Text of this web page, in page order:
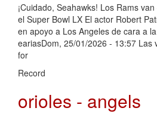
¡Cuidado, Seahawks! Los Rams
el Super Bowl LX El actor Robert
en apoyo a Los Angeles de cara a
eariasDom, 25/01/2026 - 13:57 Las
for
Record
orioles - angels